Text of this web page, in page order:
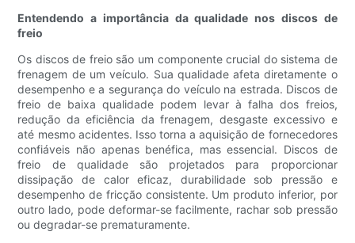
Entendendo a importância da qualidade nos discos de
freio
Os discos de freio são um componente crucial do sistema de
frenagem de um veículo. Sua qualidade afeta diretamente o
desempenho e a segurança do veículo na estrada. Discos de
freio de baixa qualidade podem levar à falha dos freios,
redução da eficiência da frenagem, desgaste excessivo e
até mesmo acidentes. Isso torna a aquisição de fornecedores
confiáveis ​​não apenas benéfica, mas essencial. Discos de
freio de qualidade são projetados para proporcionar
dissipação de calor eficaz, durabilidade sob pressão e
desempenho de fricção consistente. Um produto inferior, por
outro lado, pode deformar-se facilmente, rachar sob pressão
ou degradar-se prematuramente.